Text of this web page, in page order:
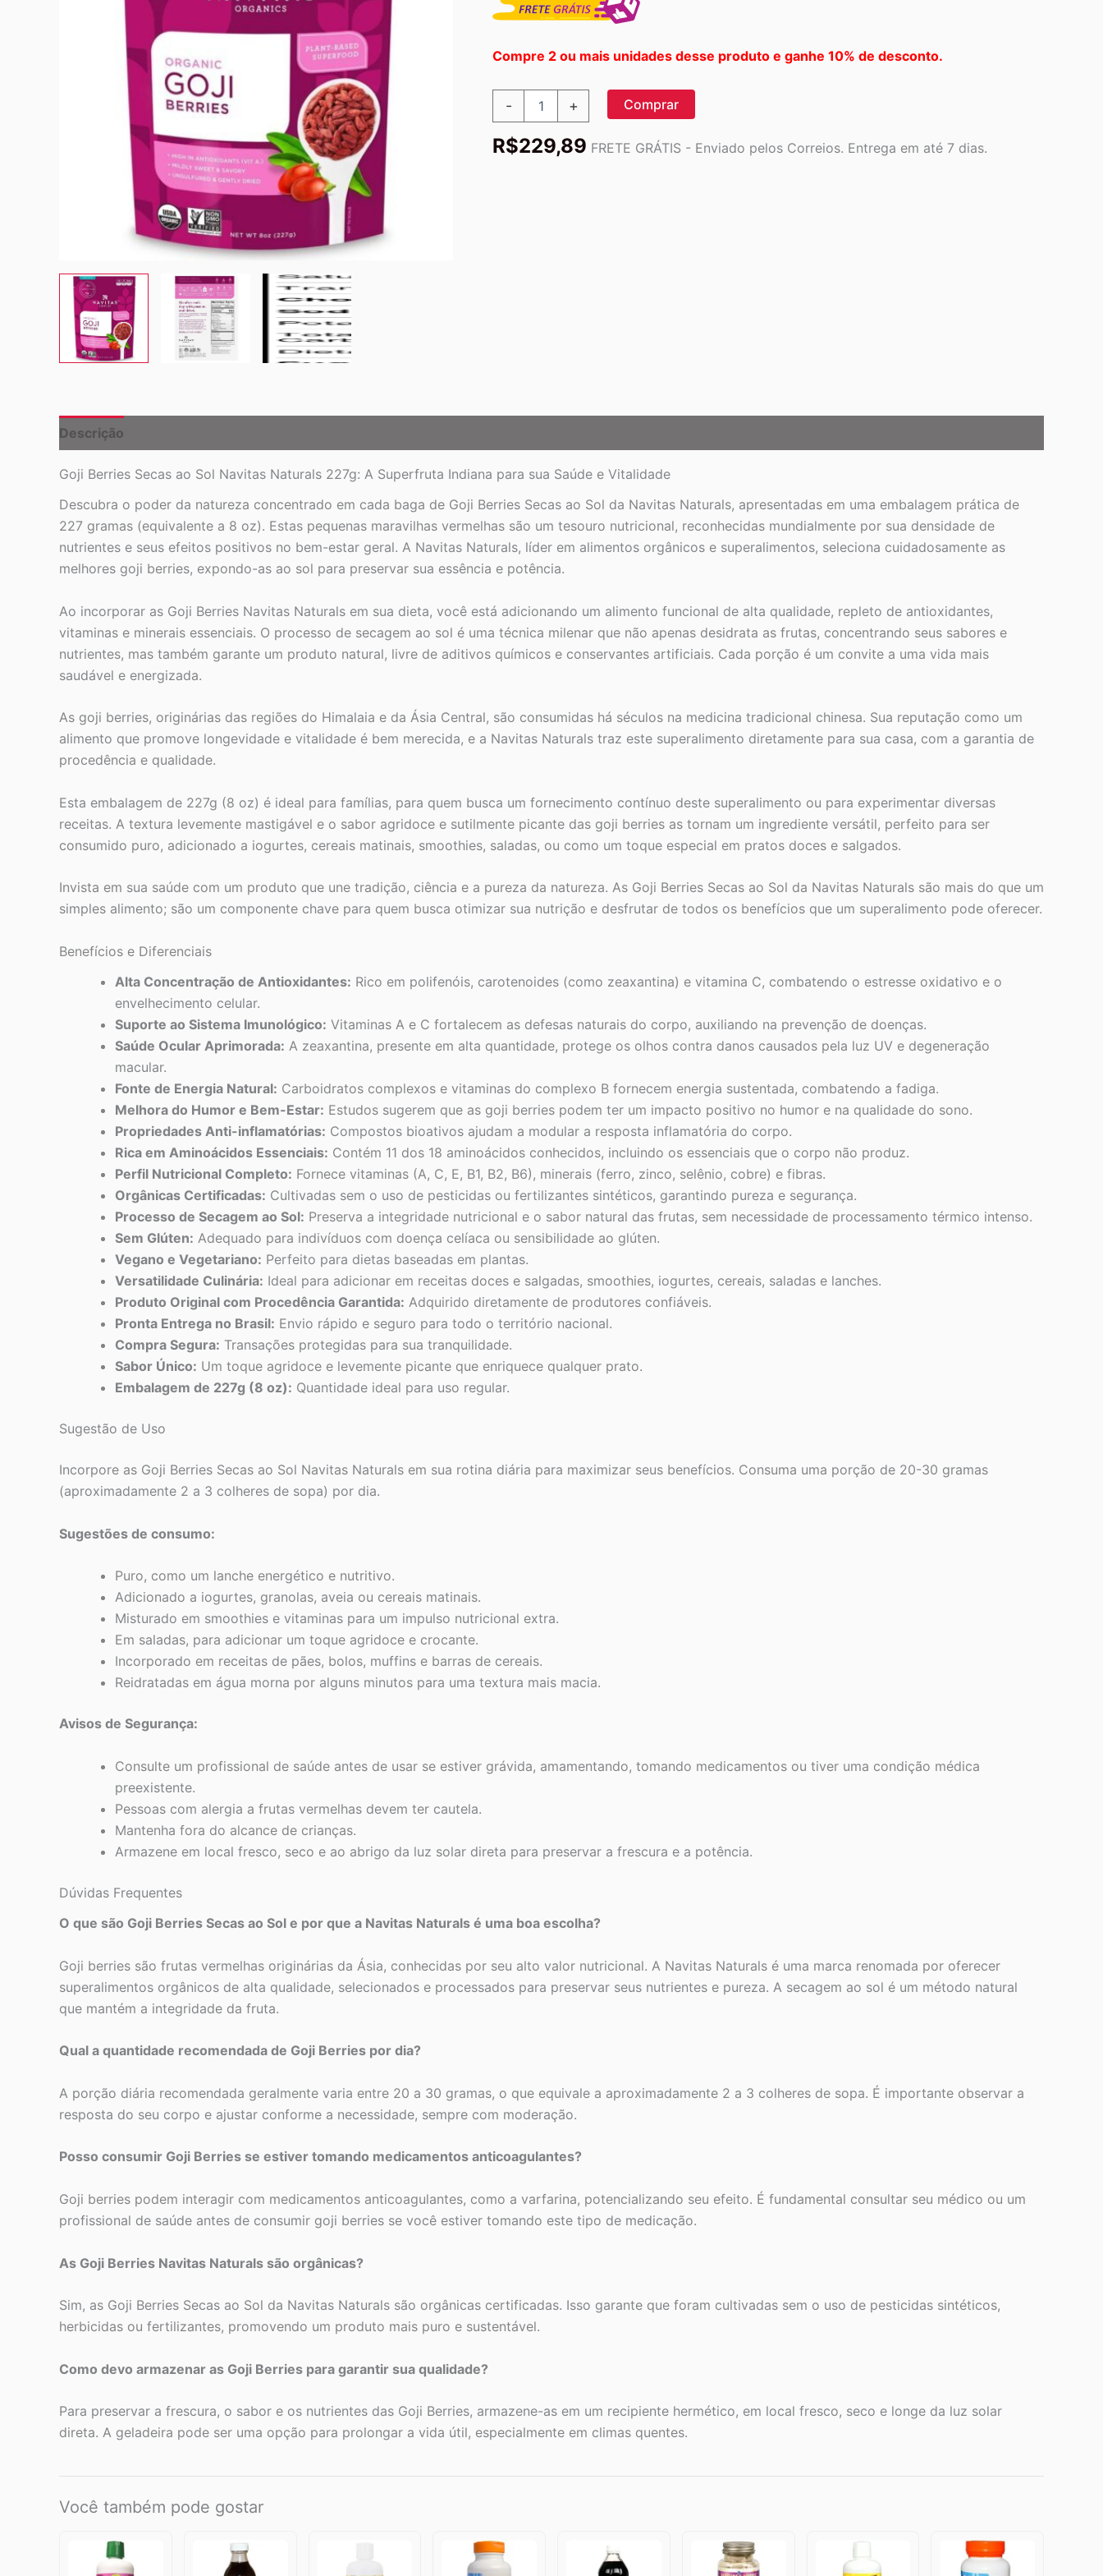
Compre 2 ou mais unidades desse produto e ganhe 10% de desconto.
-
ao
+ Comprar
R$229,89 FRETE GRÁTIS - Enviado pelos Correios. Entrega em até 7 dias.
Descrição
Goji Berries Secas ao Sol Navitas Naturals 227g: A Superfruta Indiana para sua Saúde e Vitalidade
Descubra o poder da natureza concentrado em cada baga de Goji Berries Secas ao Sol da Navitas Naturals, apresentadas em uma embalagem prática de
227 gramas (equivalente a 8 oz). Estas pequenas maravilhas vermelhas são um tesouro nutricional, reconhecidas mundialmente por sua densidade de
nutrientes e seus efeitos positivos no bem-estar geral. A Navitas Naturals, líder em alimentos orgânicos e superalimentos, seleciona cuidadosamente as
melhores goji berries, expondo-as ao sol para preservar sua essência e potência.
Ao incorporar as Goji Berries Navitas Naturals em sua dieta, você está adicionando um alimento funcional de alta qualidade, repleto de antioxidantes,
vitaminas e minerais essenciais. O processo de secagem ao sol é uma técnica milenar que não apenas desidrata as frutas, concentrando seus sabores e
nutrientes, mas também garante um produto natural, livre de aditivos químicos e conservantes artificiais. Cada porção é um convite a uma vida mais
saudável e energizada.
As goji berries, originárias das regiões do Himalaia e da Ásia Central, são consumidas há séculos na medicina tradicional chinesa. Sua reputação como um
alimento que promove longevidade e vitalidade é bem merecida, e a Navitas Naturals traz este superalimento diretamente para sua casa, com a garantia de
procedência e qualidade.
Esta embalagem de 227g (8 oz) é ideal para famílias, para quem busca um fornecimento contínuo deste superalimento ou para experimentar diversas
receitas. A textura levemente mastigável e o sabor agridoce e sutilmente picante das goji berries as tornam um ingrediente versátil, perfeito para ser
consumido puro, adicionado a iogurtes, cereais matinais, smoothies, saladas, ou como um toque especial em pratos doces e salgados.
Invista em sua saúde com um produto que une tradição, ciência e a pureza da natureza. As Goji Berries Secas ao Sol da Navitas Naturals são mais do que um
simples alimento; são um componente chave para quem busca otimizar sua nutrição e desfrutar de todos os benefícios que um superalimento pode oferecer.
Benefícios e Diferenciais
Alta Concentração de Antioxidantes: Rico em polifenóis, carotenoides (como zeaxantina) e vitamina C, combatendo o estresse oxidativo e o
envelhecimento celular.
Suporte ao Sistema Imunológico: Vitaminas A e C fortalecem as defesas naturais do corpo, auxiliando na prevenção de doenças.
Saúde Ocular Aprimorada: A zeaxantina, presente em alta quantidade, protege os olhos contra danos causados pela luz UV e degeneração
macular.
Fonte de Energia Natural: Carboidratos complexos e vitaminas do complexo B fornecem energia sustentada, combatendo a fadiga.
Melhora do Humor e Bem-Estar: Estudos sugerem que as goji berries podem ter um impacto positivo no humor e na qualidade do sono.
Propriedades Anti-inflamatórias: Compostos bioativos ajudam a modular a resposta inflamatória do corpo.
Rica em Aminoácidos Essenciais: Contém 11 dos 18 aminoácidos conhecidos, incluindo os essenciais que o corpo não produz.
Perfil Nutricional Completo: Fornece vitaminas (A, C, E, B1, B2, B6), minerais (ferro, zinco, selênio, cobre) e fibras.
Orgânicas Certificadas: Cultivadas sem o uso de pesticidas ou fertilizantes sintéticos, garantindo pureza e segurança.
Processo de Secagem ao Sol: Preserva a integridade nutricional e o sabor natural das frutas, sem necessidade de processamento térmico intenso.
Sem Glúten: Adequado para indivíduos com doença celíaca ou sensibilidade ao glúten.
Vegano e Vegetariano: Perfeito para dietas baseadas em plantas.
Versatilidade Culinária: Ideal para adicionar em receitas doces e salgadas, smoothies, iogurtes, cereais, saladas e lanches.
Produto Original com Procedência Garantida: Adquirido diretamente de produtores confiáveis.
Pronta Entrega no Brasil: Envio rápido e seguro para todo o território nacional.
Compra Segura: Transações protegidas para sua tranquilidade.
Sabor Único: Um toque agridoce e levemente picante que enriquece qualquer prato.
Embalagem de 227g (8 oz): Quantidade ideal para uso regular.
Sugestão de Uso
Incorpore as Goji Berries Secas ao Sol Navitas Naturals em sua rotina diária para maximizar seus benefícios. Consuma uma porção de 20-30 gramas
(aproximadamente 2 a 3 colheres de sopa) por dia.
Sugestões de consumo:
Puro, como um lanche energético e nutritivo.
Adicionado a iogurtes, granolas, aveia ou cereais matinais.
Misturado em smoothies e vitaminas para um impulso nutricional extra.
Em saladas, para adicionar um toque agridoce e crocante.
Incorporado em receitas de pães, bolos, muffins e barras de cereais.
Reidratadas em água morna por alguns minutos para uma textura mais macia.
Avisos de Segurança:
Consulte um profissional de saúde antes de usar se estiver grávida, amamentando, tomando medicamentos ou tiver uma condição médica
preexistente.
Pessoas com alergia a frutas vermelhas devem ter cautela.
Mantenha fora do alcance de crianças.
Armazene em local fresco, seco e ao abrigo da luz solar direta para preservar a frescura e a potência.
Dúvidas Frequentes
O que são Goji Berries Secas ao Sol e por que a Navitas Naturals é uma boa escolha?
Goji berries são frutas vermelhas originárias da Ásia, conhecidas por seu alto valor nutricional. A Navitas Naturals é uma marca renomada por oferecer
superalimentos orgânicos de alta qualidade, selecionados e processados para preservar seus nutrientes e pureza. A secagem ao sol é um método natural
que mantém a integridade da fruta.
Qual a quantidade recomendada de Goji Berries por dia?
A porção diária recomendada geralmente varia entre 20 a 30 gramas, o que equivale a aproximadamente 2 a 3 colheres de sopa. É importante observar a
resposta do seu corpo e ajustar conforme a necessidade, sempre com moderação.
Posso consumir Goji Berries se estiver tomando medicamentos anticoagulantes?
Goji berries podem interagir com medicamentos anticoagulantes, como a varfarina, potencializando seu efeito. É fundamental consultar seu médico ou um
profissional de saúde antes de consumir goji berries se você estiver tomando este tipo de medicação.
As Goji Berries Navitas Naturals são orgânicas?
Sim, as Goji Berries Secas ao Sol da Navitas Naturals são orgânicas certificadas. Isso garante que foram cultivadas sem o uso de pesticidas sintéticos,
herbicidas ou fertilizantes, promovendo um produto mais puro e sustentável.
Como devo armazenar as Goji Berries para garantir sua qualidade?
Para preservar a frescura, o sabor e os nutrientes das Goji Berries, armazene-as em um recipiente hermético, em local fresco, seco e longe da luz solar
direta. A geladeira pode ser uma opção para prolongar a vida útil, especialmente em climas quentes.
Você também pode gostar